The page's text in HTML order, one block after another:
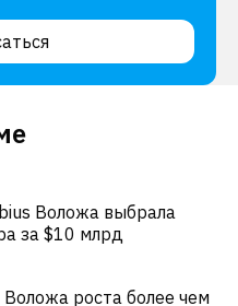
Воложа выбрала
за $10 млрд
роста более чем